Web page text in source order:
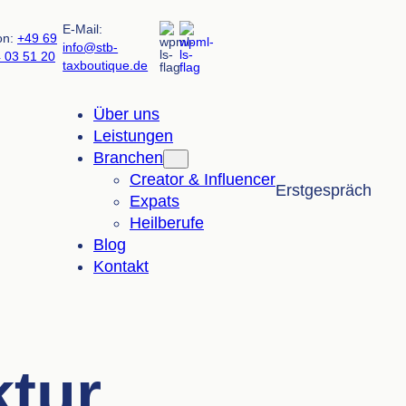
+49 69
03 51 20
E-Mail:
info@stb-
taxboutique.de
Über uns
Leistungen
Branchen
Creator & Influencer
Expats
Heilberufe
Blog
Kontakt
Erstgespräch